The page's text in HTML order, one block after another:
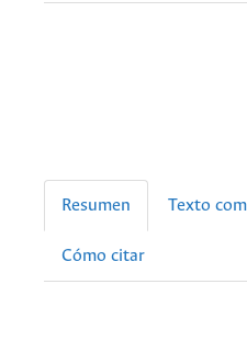
Resumen Texto
Cómo citar